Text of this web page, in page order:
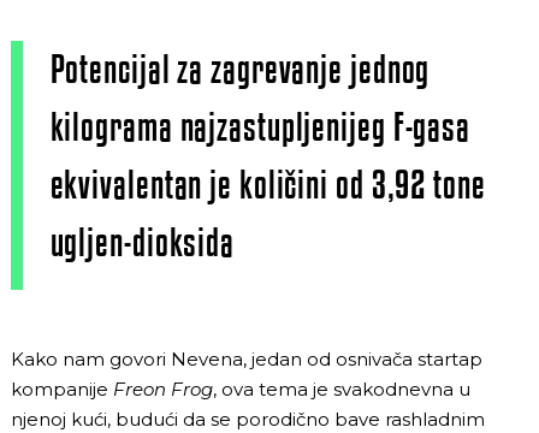
Potencijal za zagrevanje jednog
kilograma najzastupljenijeg F-gasa
ekvivalentan je količini od 3,92 tone
ugljen-dioksida
Kako nam govori Nevena, jedan od osnivača startap
kompanije Freon Frog, ova tema je svakodnevna u
njenoj kući, budući da se porodično bave rashladnim